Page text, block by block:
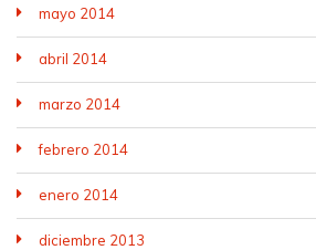
mayo 2014
abril 2014
marzo 2014
febrero 2014
enero 2014
diciembre 2013